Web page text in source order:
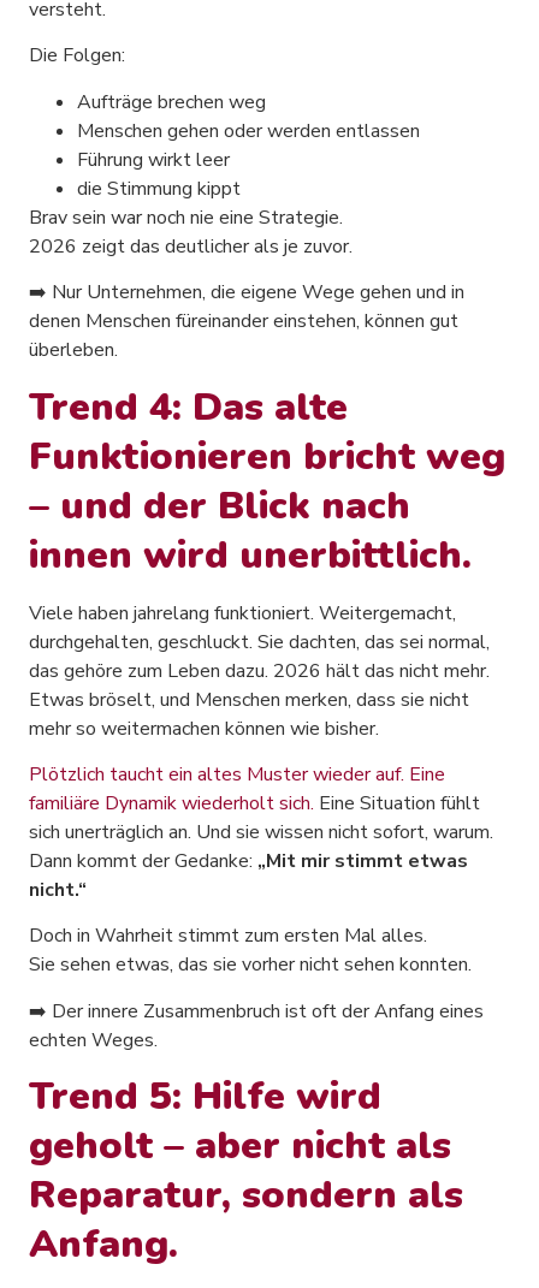
versteht.
Die Folgen:
Aufträge brechen weg
Menschen gehen oder werden entlassen
Führung wirkt leer
die Stimmung kippt
Brav sein war noch nie eine Strategie.
2026 zeigt das deutlicher als je zuvor.
➡️ Nur Unternehmen, die eigene Wege gehen und in
denen Menschen füreinander einstehen, können gut
überleben.
Trend 4: Das alte
Funktionieren bricht weg
– und der Blick nach
innen wird unerbittlich.
Viele haben jahrelang funktioniert. Weitergemacht,
durchgehalten, geschluckt. Sie dachten, das sei normal,
das gehöre zum Leben dazu. 2026 hält das nicht mehr.
Etwas bröselt, und Menschen merken, dass sie nicht
mehr so weitermachen können wie bisher.
Plötzlich taucht ein altes Muster wieder auf. Eine
familiäre Dynamik wiederholt sich. Eine Situation fühlt
sich unerträglich an. Und sie wissen nicht sofort, warum.
Dann kommt der Gedanke: „Mit mir stimmt etwas
nicht.“
Doch in Wahrheit stimmt zum ersten Mal alles.
Sie sehen etwas, das sie vorher nicht sehen konnten.
➡️ Der innere Zusammenbruch ist oft der Anfang eines
echten Weges.
Trend 5: Hilfe wird
geholt – aber nicht als
Reparatur, sondern als
Anfang.